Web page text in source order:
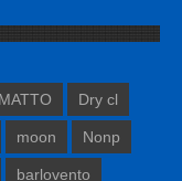
MATTO Dry cl
moon Nonp
barlovento